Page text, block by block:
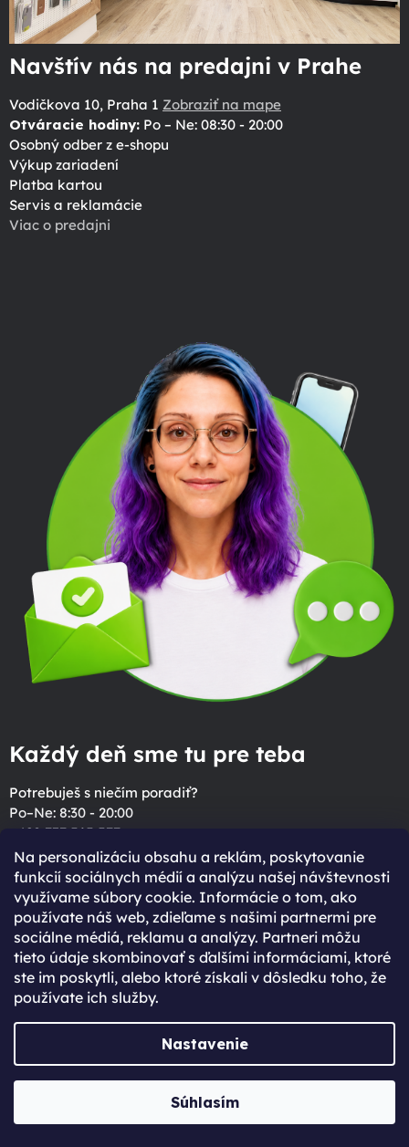
Na personalizáciu obsahu a reklám, poskytovanie
funkcií sociálnych médií a analýzu našej návštevnosti
využívame súbory cookie. Informácie o tom, ako
používate náš web, zdieľame s našimi partnermi pre
sociálne médiá, reklamu a analýzy. Partneri môžu
tieto údaje skombinovať s ďalšími informáciami, ktoré
ste im poskytli, alebo ktoré získali v dôsledku toho, že
používate ich služby.
Nastavenie
Súhlasím
Navštív nás na predajni v Prahe
Vodičkova 10, Praha 1 Zobraziť na mape
Otváracie hodiny: Po – Ne: 08:30 - 20:00
Osobný odber z e-shopu
Výkup zariadení
Platba kartou
Servis a reklamácie
Viac o predajni
Každý deň sme tu pre teba
Potrebuješ s niečím poradiť?
Po–Ne: 8:30 - 20:00
+420 737 565 577
info @jabkolevne.cz
Sleduj nás
FacebookInstagramTikTokYouTube
Kategorie
iPhone
Mac